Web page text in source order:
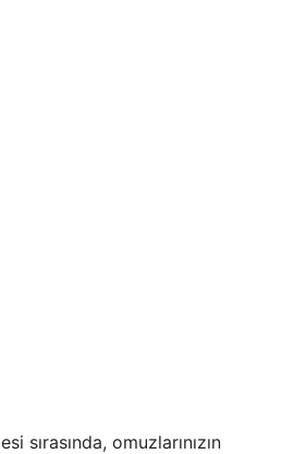
sırasında, omuzlarınızın